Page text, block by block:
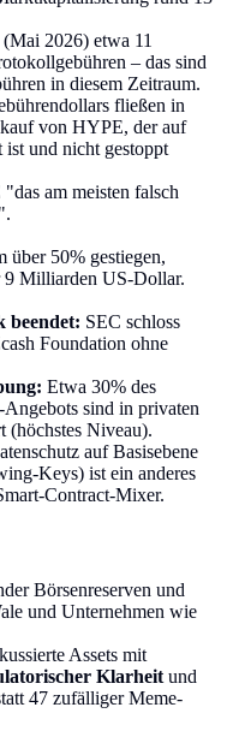
2026) etwa 11
– das sind
in diesem Zeitraum.
fließen in
von HYPE, der auf
ist und nicht gestoppt
am meisten falsch
über 50% gestiegen,
9 Milliarden US-Dollar.
beendet: SEC schloss
Foundation ohne
Etwa 30% des
sind in privaten
(höchstes Niveau).
auf Basisebene
Keys) ist ein anderes
Contract-Mixer.
Börsenreserven und
und Unternehmen wie
Assets mit
Klarheit und
47 zufälliger Meme-